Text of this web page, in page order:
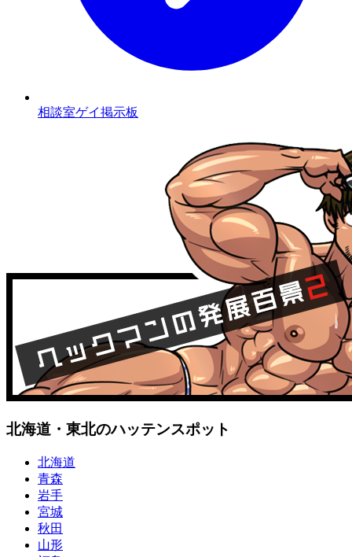
相談室ゲイ掲示板
北海道・東北のハッテンスポット
北海道
青森
岩手
宮城
秋田
山形